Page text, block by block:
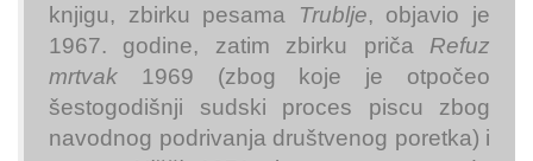
knjigu, zbirku pesama Trublje, objavio je
1967. godine, zatim zbirku priča Refuz
mrtvak
1969 (zbog koje je otpočeo
šestogodišnji sudski proces piscu zbog
navodnog podrivanja društvenog poretka) i